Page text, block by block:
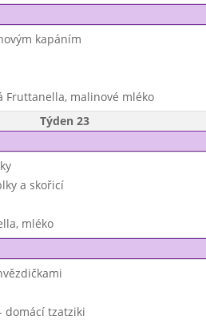
kapáním
Fruttanella, malinové mléko
Týden 23
a skořicí
mléko
domácí tzatziki